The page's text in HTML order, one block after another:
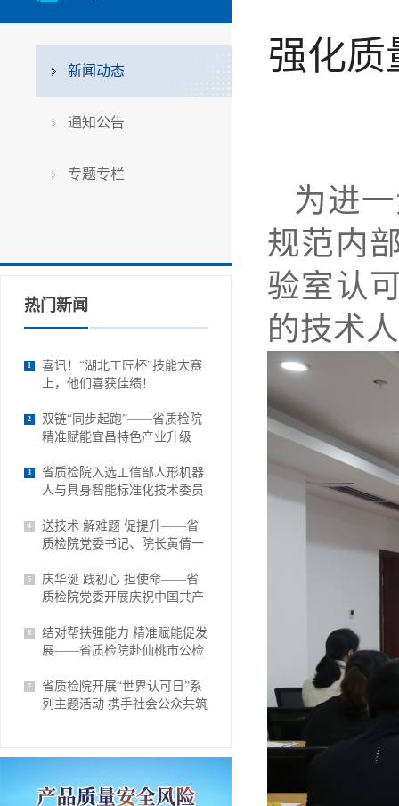
新闻动态
通知公告
专题专栏
热门新闻
1
喜讯！“湖北工匠杯”技能大赛
上，他们喜获佳绩！
2
双链“同步起跑”——省质检院
精准赋能宜昌特色产业升级
3
省质检院入选工信部人形机器
人与具身智能标准化技术委员
4
送技术 解难题 促提升——省
质检院党委书记、院长黄倩一
5
庆华诞 践初心 担使命——省
质检院党委开展庆祝中国共产
6
结对帮扶强能力 精准赋能促发
展——省质检院赴仙桃市公检
作
7
省质检院开展“世界认可日”系
列主题活动 携手社会公众共筑
强化
为进
规范内
验室认
的技术